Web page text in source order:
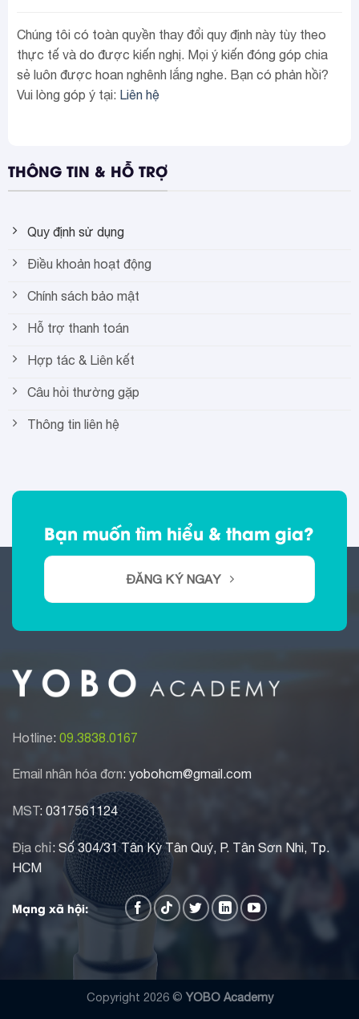
THÔNG TIN & HỖ TRỢ
Quy định sử dụng
Điều khoản hoạt động
Chính sách bảo mật
Hỗ trợ thanh toán
Hợp tác & Liên kết
Câu hỏi thường gặp
Thông tin liên hệ
Chúng tôi có toàn quyền thay đổi quy định này tùy theo
thực tế và do được kiến nghị. Mọi ý kiến đóng góp chia
sẻ luôn được hoan nghênh lắng nghe. Bạn có phản hồi?
Vui lòng góp ý tại: Liên hệ
Bạn muốn tìm hiểu & tham gia?
ĐĂNG KÝ NGAY
Hotline: 09.3838.0167
Email nhân hóa đơn: yobohcm@gmail.com
MST: 0317561124
Địa chỉ: Số 304/31 Tân Kỳ Tân Quý, P. Tân Sơn Nhì, Tp.
HCM
Mạng xã hội:
Copyright 2026 © YOBO Academy